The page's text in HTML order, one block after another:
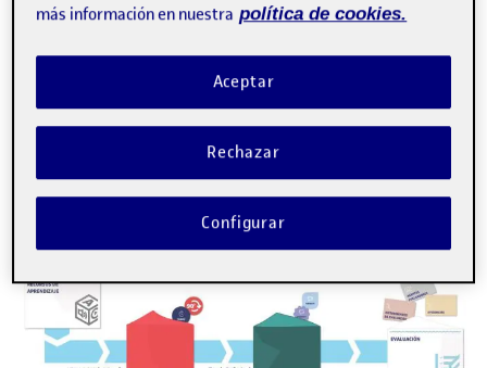
más información en nuestra política de cookies.
Rechazar
Aceptar
Configurar